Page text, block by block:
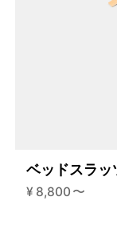
ベッドスラッ
¥ 8,800 〜